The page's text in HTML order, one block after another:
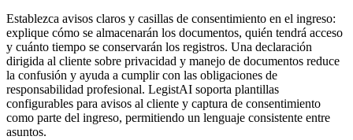
Establezca avisos claros y casillas de consentimiento en el ingreso:
explique cómo se almacenarán los documentos, quién tendrá acceso
y cuánto tiempo se conservarán los registros. Una declaración
dirigida al cliente sobre privacidad y manejo de documentos reduce
la confusión y ayuda a cumplir con las obligaciones de
responsabilidad profesional. LegistAI soporta plantillas
configurables para avisos al cliente y captura de consentimiento
como parte del ingreso, permitiendo un lenguaje consistente entre
asuntos.